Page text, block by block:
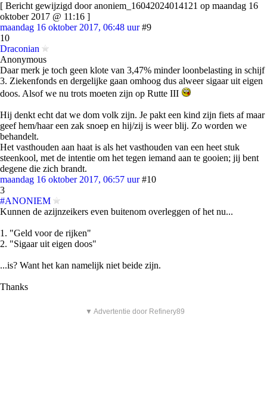
[ Bericht gewijzigd door anoniem_16042024014121 op maandag 16
oktober 2017 @ 11:16 ]
maandag 16 oktober 2017, 06:48 uur #9
10
Draconian
Anonymous
Daar merk je toch geen klote van 3,47% minder loonbelasting in schijf
3. Ziekenfonds en dergelijke gaan omhoog dus alweer sigaar uit eigen
doos. Alsof we nu trots moeten zijn op Rutte III
Hij denkt echt dat we dom volk zijn. Je pakt een kind zijn fiets af maar
geef hem/haar een zak snoep en hij/zij is weer blij. Zo worden we
behandelt.
Het vasthouden aan haat is als het vasthouden van een heet stuk
steenkool, met de intentie om het tegen iemand aan te gooien; jij bent
degene die zich brandt.
maandag 16 oktober 2017, 06:57 uur #10
3
#ANONIEM
Kunnen de azijnzeikers even buitenom overleggen of het nu...
1. "Geld voor de rijken"
2. "Sigaar uit eigen doos"
...is? Want het kan namelijk niet beide zijn.
Thanks
▼ Advertentie door Refinery89